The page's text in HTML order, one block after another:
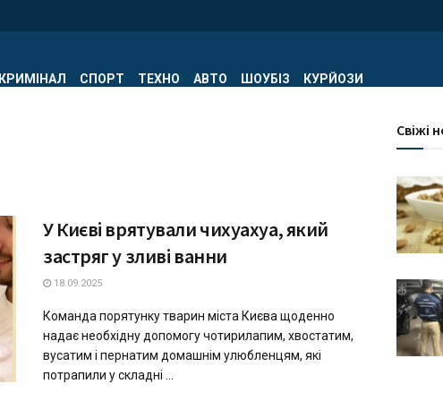
КРИМІНАЛ СПОРТ ТЕХНО АВТО ШОУБІЗ КУРЙОЗИ
У Києві врятували чихуахуа, який
застряг у зливі ванни
18.09.2025
Команда порятунку тварин міста Києва щоденно
надає необхідну допомогу чотирилапим, хвостатим,
вусатим і пернатим домашнім улюбленцям, які
потрапили у складні ...
Свіжі